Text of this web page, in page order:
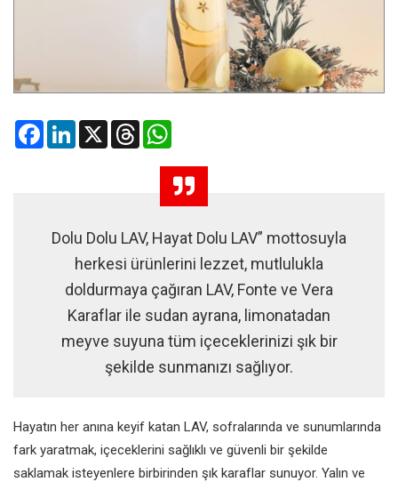
FacebookLinkedIn
X Threads
Dolu Dolu LAV, Hayat Dolu LAV” mottosuyla
herkesi ürünlerini lezzet, mutlulukla
doldurmaya çağıran LAV, Fonte ve Vera
Karaflar ile sudan ayrana, limonatadan
meyve suyuna tüm içeceklerinizi şık bir
şekilde sunmanızı sağlıyor.
Hayatın her anına keyif katan LAV, sofralarında ve sunumlarında
fark yaratmak, içeceklerini sağlıklı ve güvenli bir şekilde
saklamak isteyenlere birbirinden şık karaflar sunuyor. Yalın ve